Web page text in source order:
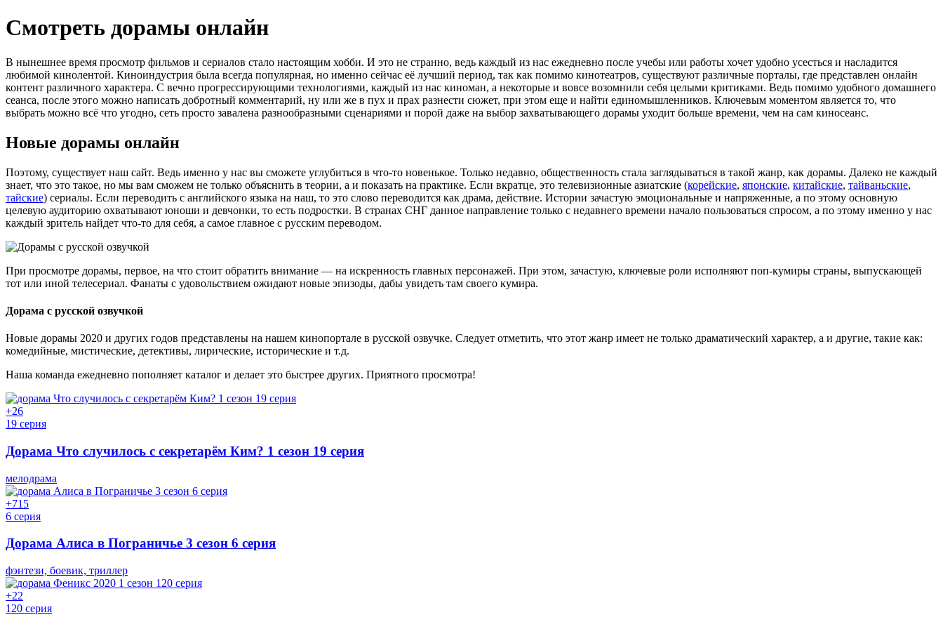
Смотреть дорамы онлайн
В нынешнее время просмотр фильмов и сериалов стало настоящим хобби. И это не странно, ведь каждый из нас ежедневно после учебы или работы хочет удобно усесться и насладится
любимой кинолентой. Киноиндустрия была всегда популярная, но именно сейчас её лучший период, так как помимо кинотеатров, существуют различные порталы, где представлен онлайн
контент различного характера. С вечно прогрессирующими технологиями, каждый из нас киноман, а некоторые и вовсе возомнили себя целыми критиками. Ведь помимо удобного домашнего
сеанса, после этого можно написать добротный комментарий, ну или же в пух и прах разнести сюжет, при этом еще и найти единомышленников. Ключевым моментом является то, что
выбрать можно всё что угодно, сеть просто завалена разнообразными сценариями и порой даже на выбор захватывающего дорамы уходит больше времени, чем на сам киносеанс.
Новые дорамы онлайн
Поэтому, существует наш сайт. Ведь именно у нас вы сможете углубиться в что-то новенькое. Только недавно, общественность стала заглядываться в такой жанр, как дорамы. Далеко не каждый
знает, что это такое, но мы вам сможем не только объяснить в теории, а и показать на практике. Если вкратце, это телевизионные азиатские (корейские, японские, китайские, тайваньские,
тайские) сериалы. Если переводить с английского языка на наш, то это слово переводится как драма, действие. Истории зачастую эмоциональные и напряженные, а по этому основную
целевую аудиторию охватывают юноши и девчонки, то есть подростки. В странах СНГ данное направление только с недавнего времени начало пользоваться спросом, а по этому именно у нас
каждый зритель найдет что-то для себя, а самое главное с русским переводом.
При просмотре дорамы, первое, на что стоит обратить внимание — на искренность главных персонажей. При этом, зачастую, ключевые роли исполняют поп-кумиры страны, выпускающей
тот или иной телесериал. Фанаты с удовольствием ожидают новые эпизоды, дабы увидеть там своего кумира.
Дорама с русской озвучкой
Новые дорамы 2020 и других годов представлены на нашем кинопортале в русской озвучке. Следует отметить, что этот жанр имеет не только драматический характер, а и другие, такие как:
комедийные, мистические, детективы, лирические, исторические и т.д.
Наша команда ежедневно пополняет каталог и делает это быстрее других. Приятного просмотра!
+26
19 серия
Дорама Что случилось с секретарём Ким? 1 сезон 19 серия
мелодрама
+715
6 серия
Дорама Алиса в Пограничье 3 сезон 6 серия
фэнтези, боевик, триллер
+22
120 серия